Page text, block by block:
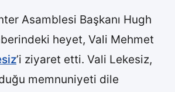
Asamblesi Başkanı Hugh
heyet, Vali Mehmet
’i ziyaret etti. Vali Lekesiz,
memnuniyeti dile